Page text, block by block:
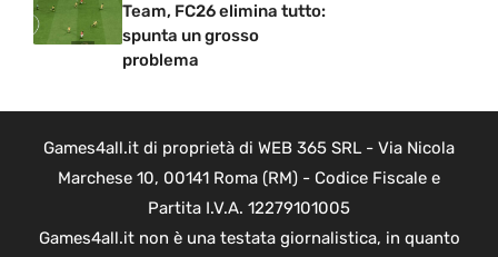
Team, FC26 elimina tutto:
spunta un grosso
problema
Games4all.it di proprietà di WEB 365 SRL - Via Nicola
Marchese 10, 00141 Roma (RM) - Codice Fiscale e
Partita I.V.A. 12279101005
Games4all.it non è una testata giornalistica, in quanto